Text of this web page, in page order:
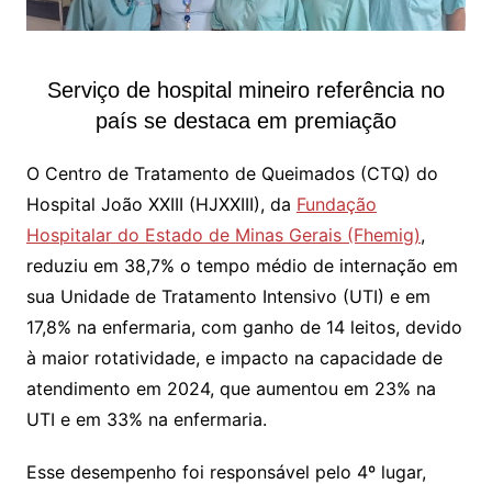
Serviço de hospital mineiro referência no
país se destaca em premiação
O Centro de Tratamento de Queimados (CTQ) do
Hospital João XXIII (HJXXIII), da Fundação
Hospitalar do Estado de Minas Gerais (Fhemig),
reduziu em 38,7% o tempo médio de internação em
sua Unidade de Tratamento Intensivo (UTI) e em
17,8% na enfermaria, com ganho de 14 leitos, devido
à maior rotatividade, e impacto na capacidade de
atendimento em 2024, que aumentou em 23% na
UTI e em 33% na enfermaria.
Esse desempenho foi responsável pelo 4º lugar,